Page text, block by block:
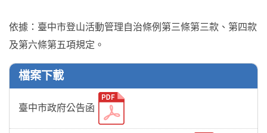
依據：臺中市登山活動管理自治條例第三條第三款、第四款
及第六條第五項規定。
檔案下載
臺中市政府公告函